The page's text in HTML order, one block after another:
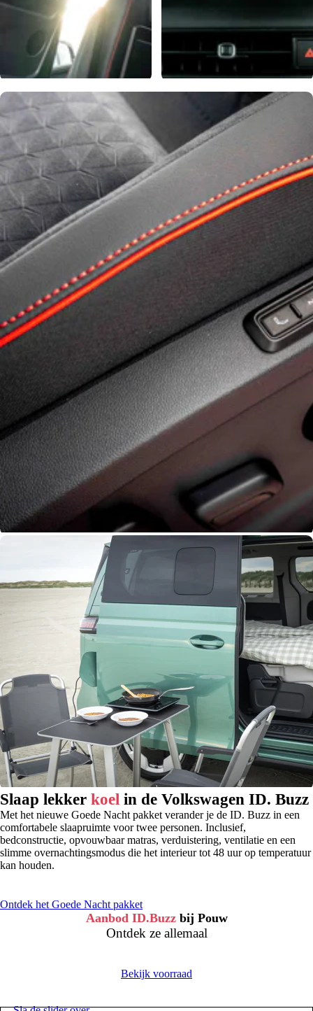
Slaap lekker koel in de Volkswagen ID. Buzz
Met het nieuwe Goede Nacht pakket verander je de ID. Buzz in een
comfortabele slaapruimte voor twee personen. Inclusief,
bedconstructie, opvouwbaar matras, verduistering, ventilatie en een
slimme overnachtingsmodus die het interieur tot 48 uur op temperatuur
kan houden.
Ontdek het Goede Nacht pakket
Aanbod ID.Buzz bij Pouw
Ontdek ze allemaal
Bekijk voorraad